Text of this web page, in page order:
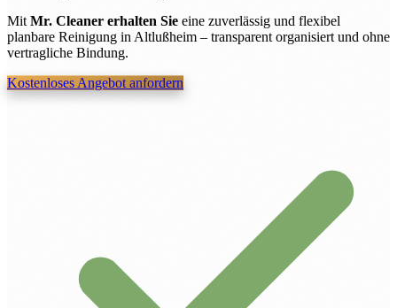
Mit Mr. Cleaner erhalten Sie eine zuverlässig und flexibel
planbare Reinigung in Altlußheim – transparent organisiert und ohne
vertragliche Bindung.
Kostenloses Angebot anfordern